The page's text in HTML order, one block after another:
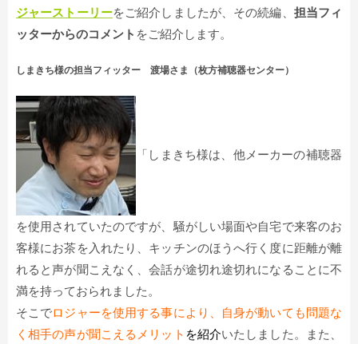
ジャーストーリーをご紹介しましたが、その続編、 担当フィ
ッターからのコメント をご紹介します。
しまきち様の担当フィッター 渡場さま（枚方補聴器センター）
「しまきち様は、他メーカーの補聴器
を使用されていたのですが、騒がしい場面や自宅で来客のお
客様にお茶を入れたり、キッチンのほうへ行く度に距離が離
れると声が聞こえなく、会話が途切れ途切れになることに不
満を持っておられました。
そこでロジャーを使用する事により、自身が動いても問題な
く相手の声が聞こえるメリット を紹介いたしました。また、